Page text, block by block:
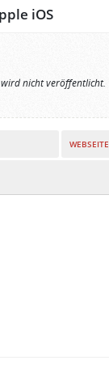
iOS
wird nicht veröffentlicht.
WEBSEITE